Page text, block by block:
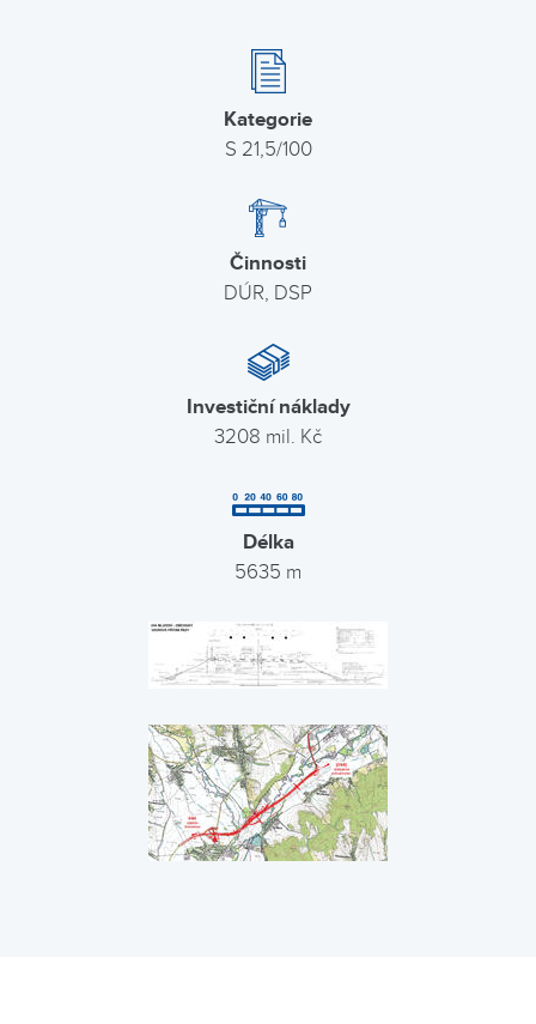
Kategorie
S 21,5/100
Činnosti
DÚR, DSP
Investiční náklady
3208 mil. Kč
Délka
5635 m